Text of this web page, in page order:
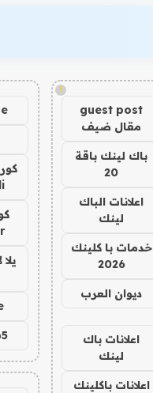
!
guest post
مقال ضيف
باك لينك باقة
20
اعلانات الباك
لينك
خدمات با كلينك
2026
ديوان العرب
اعلانات باك
لينك
اعلانات باكلينك